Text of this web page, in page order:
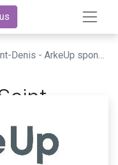
sponsor gold de l'événement
sponsor